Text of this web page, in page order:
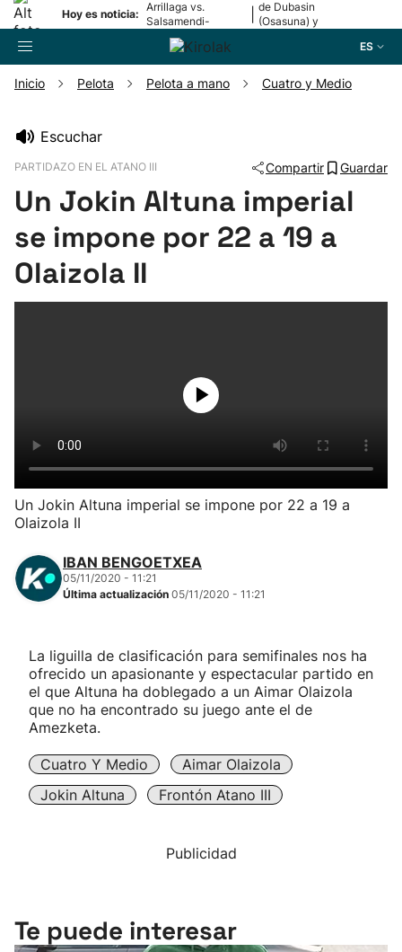
Hoy es noticia:
Arrillaga vs.
Salsamendi-
Bergara y Erasun
vs. Gaminde
de Dubasin
(Osasuna) y
ES
Pelota
Remo
Kirolak 360
Atletismo
Más deportes
"Helmuga"
Inicio Pelota Pelota a mano Cuatro y Medio
Escuchar
PARTIDAZO EN EL ATANO III Compartir Guardar
Un Jokin Altuna imperial
se impone por 22 a 19 a
Olaizola II
Un Jokin Altuna imperial se impone por 22 a 19 a
Olaizola II
IBAN BENGOETXEA
05/11/2020 - 11:21
Última actualización 05/11/2020 - 11:21
La liguilla de clasificación para semifinales nos ha
ofrecido un apasionante y espectacular partido en
el que Altuna ha doblegado a un Aimar Olaizola
que no ha encontrado su juego ante el de
Amezketa.
Cuatro Y Medio
Aimar Olaizola
Jokin Altuna
Frontón Atano III
Publicidad
Te puede interesar